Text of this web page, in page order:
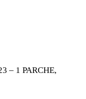
– 1 PARCHE,